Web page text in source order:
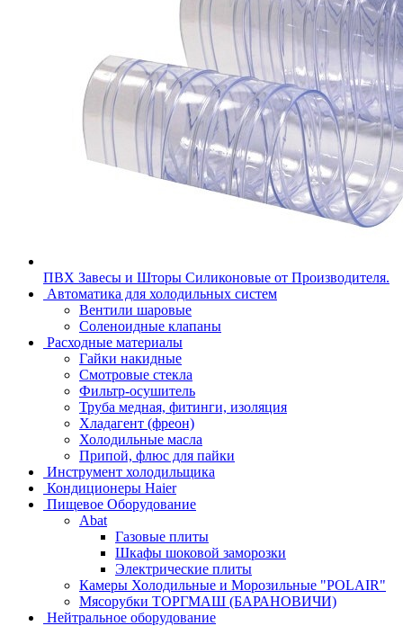
ПВХ Завесы и Шторы Силиконовые от Производителя.
Автоматика для холодильных систем
Вентили шаровые
Соленоидные клапаны
Расходные материалы
Гайки накидные
Смотровые стекла
Фильтр-осушитель
Труба медная, фитинги, изоляция
Хладагент (фреон)
Холодильные масла
Припой, флюс для пайки
Инструмент холодильщика
Кондиционеры Haier
Пищевое Оборудование
Abat
Газовые плиты
Шкафы шоковой заморозки
Электрические плиты
Камеры Холодильные и Морозильные "POLAIR"
Мясорубки ТОРГМАШ (БАРАНОВИЧИ)
Нейтральное оборудование